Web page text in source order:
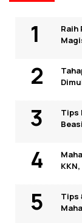
Raih
Tips
Tips